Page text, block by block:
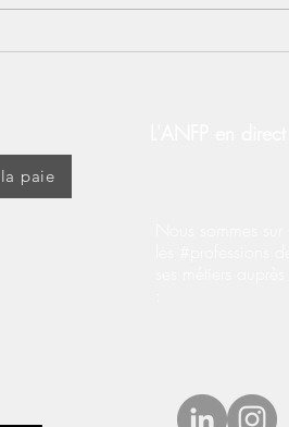
paie